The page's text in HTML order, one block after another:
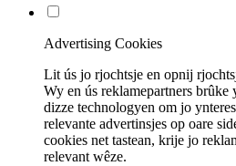
Advertising Cookies
Lit ús jo rjochtsje en opnij
Wy en ús reklamepartners brûke
dizze technologyen om jo
relevante advertinsjes op oare
cookies net tastean, krije jo
relevant wêze.